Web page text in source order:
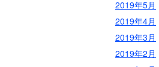
2019年5月
2019年4月
2019年3月
2019年2月